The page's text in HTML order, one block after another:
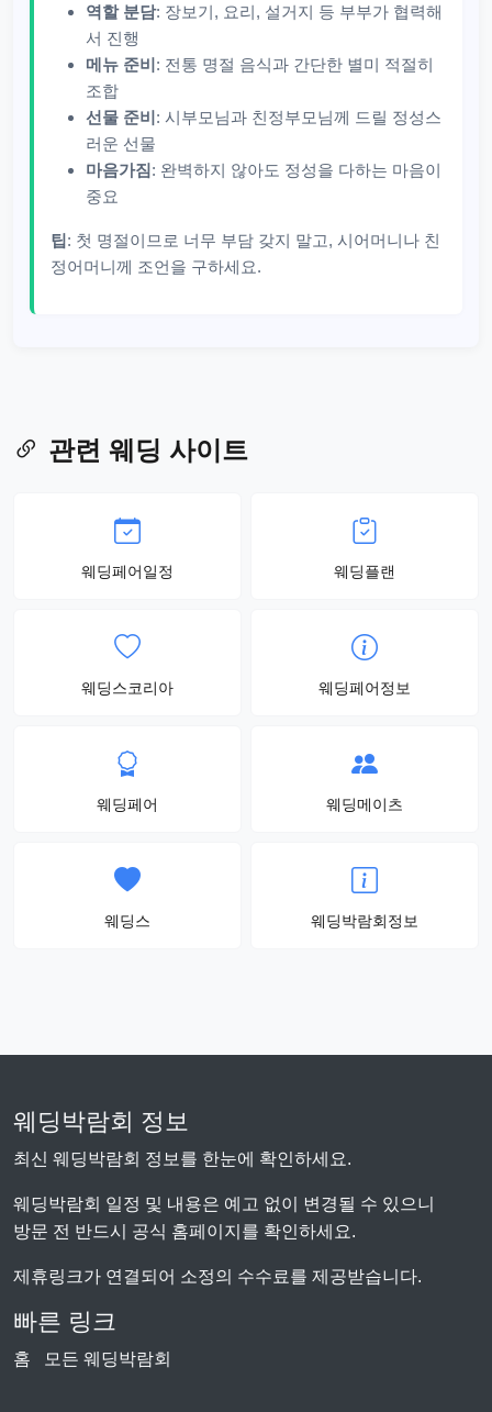
역할 분담: 장보기, 요리, 설거지 등 부부가 협력해
서 진행
메뉴 준비: 전통 명절 음식과 간단한 별미 적절히
조합
선물 준비: 시부모님과 친정부모님께 드릴 정성스
러운 선물
마음가짐 : 완벽하지 않아도 정성을 다하는 마음이
중요
팁 : 첫 명절이므로 너무 부담 갖지 말고, 시어머니나 친
정어머니께 조언을 구하세요.
관련 웨딩 사이트
웨딩페어일정 웨딩플랜
웨딩스코리아 웨딩페어정보
웨딩페어 웨딩메이츠
웨딩스 웨딩박람회정보
웨딩박람회 정보
최신 웨딩박람회 정보를 한눈에 확인하세요.
웨딩박람회 일정 및 내용은 예고 없이 변경될 수 있으니
방문 전 반드시 공식 홈페이지를 확인하세요.
제휴링크가 연결되어 소정의 수수료를 제공받습니다.
빠른 링크
홈 모든 웨딩박람회